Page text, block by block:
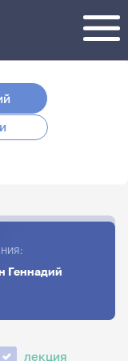
Геннадий
лекция